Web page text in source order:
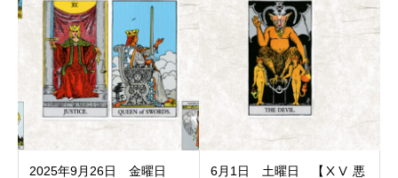
2025年9月26日 金曜日
6月1日 土曜日 【ⅩⅤ 悪